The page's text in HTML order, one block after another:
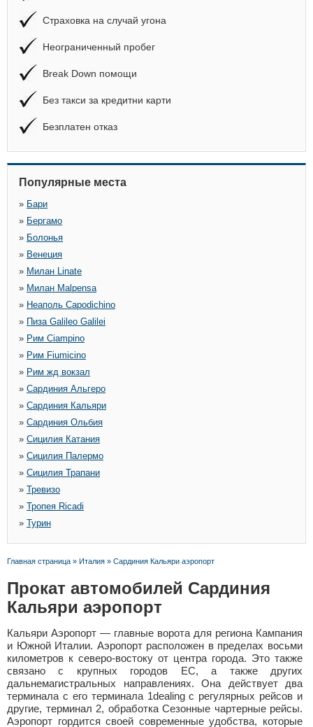
Страховка на случай угона
Неограниченный пробег
Break Down помощи
Без такси за кредитни карти
Безплатен отказ
Популярные места
» Бари
» Бергамо
» Болонья
» Венеция
» Милан Linate
» Милан Malpensa
» Неаполь Capodichino
» Пиза Galileo Galilei
» Рим Ciampino
» Рим Fiumicino
» Рим жд вокзал
» Сардиния Альгеро
» Сардиния Кальяри
» Сардиния Ольбия
» Сицилия Катания
» Сицилия Палермо
» Сицилия Трапани
» Тревизо
» Тропея Ricadi
» Турин
Главная страница » Италия » Сардиния Кальяри аэропорт
Прокат автомобилей Сардиния
Кальяри аэропорт
Кальяри Аэропорт — главные ворота для региона Кампания
и Южной Италии. Аэропорт расположен в пределах восьми
километров к северо-востоку от центра города. Это также
связано с крупных городов ЕС, а также других
дальнемагистральных направлениях. Она действует два
терминала с его терминала 1dealing с регулярных рейсов и
другие, терминал 2, обработка Сезонные чартерные рейсы.
Аэропорт гордится своей современные удобства, которые